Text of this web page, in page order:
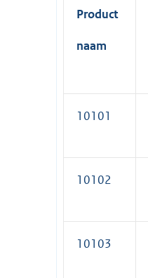
Product
naam
10101
10102
10103